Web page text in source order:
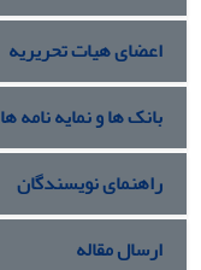
اعضای هیات تحریریه
بانک ها و نمایه نامه ها
راهنمای نویسندگان
ارسال مقاله